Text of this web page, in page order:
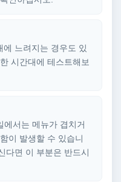
느려지는 경우도 있
시간대에 테스트해보
에서는 메뉴가 겹치거
이 발생할 수 있습니
다면 이 부분은 반드시